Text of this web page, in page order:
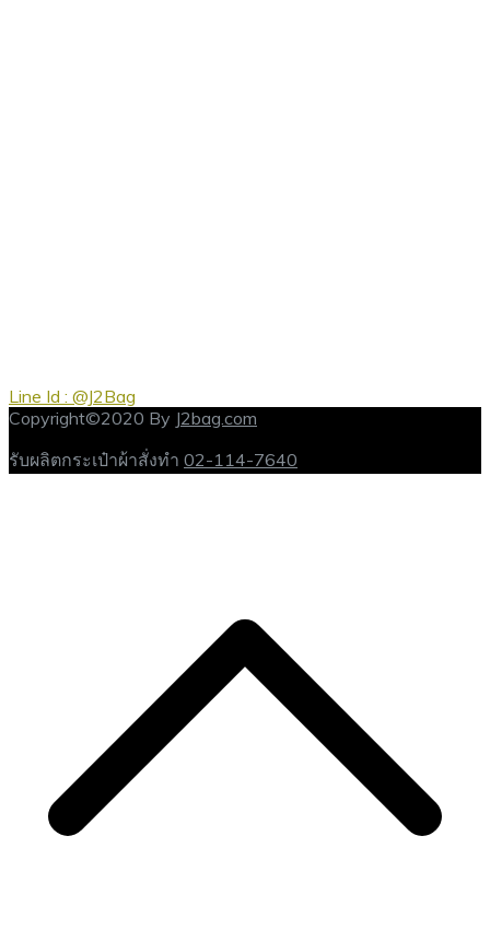
Line Id : @J2Bag
Copyright©2020 By J2bag.com
รับผลิตกระเป๋าผ้าสั่งทำ 02-114-7640